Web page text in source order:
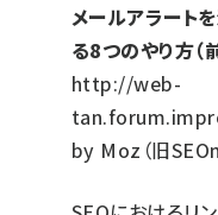
メールアラート
る8つのやり方（
http://web-
by Moz（旧